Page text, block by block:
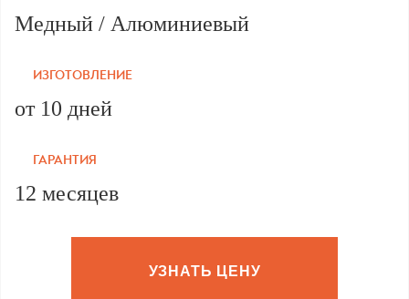
Медный / Алюминиевый
ИЗГОТОВЛЕНИЕ
от 10 дней
ГАРАНТИЯ
12 месяцев
УЗНАТЬ ЦЕНУ